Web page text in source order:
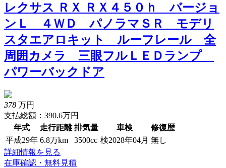
レクサス ＲＸ ＲＸ４５０ｈ バージョ
ンＬ ４ＷＤ パノラマＳＲ モデリ
スタエアロキット ルーフレール 全
周囲カメラ 三眼フルＬＥＤランプ
パワーバックドア
378 万円
支払総額：390.6万円
年式
走行距離 排気量 車検
修復歴
平成29年 6.8万km 3500cc 検2028年04月 無し
詳細情報を見る
在庫確認・無料見積